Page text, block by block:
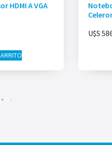
HDMI A VGA
U$S